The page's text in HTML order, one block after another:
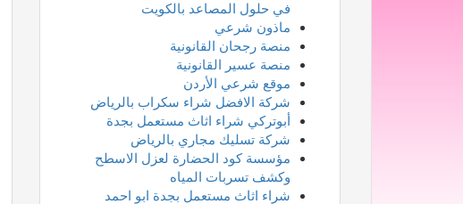
في حلول المصاعد بالكويت
ماذون شرعي
منصة رجحان القانونية
منصة عسير القانونية
موقع شرعي الأردن
شركة الافضل شراء سكراب بالرياض
أبوتركي شراء اثاث مستعمل بجدة
شركة تسليك مجاري بالرياض
مؤسسة كود الحضارة لعزل الاسطح
وكشف تسربات المياه
شراء اثاث مستعمل بجدة ابو احمد